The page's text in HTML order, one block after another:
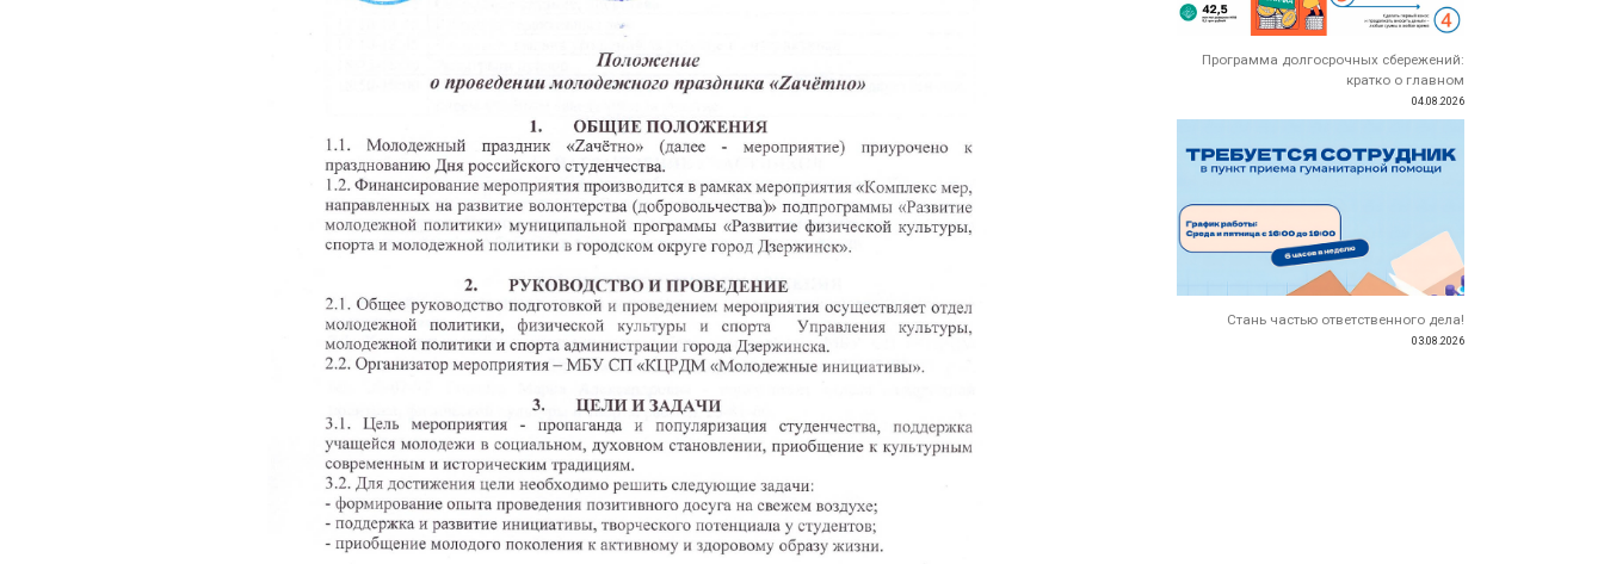
Программа долгосрочных сбережений:
кратко о главном
04.08.2026
Стань частью ответственного дела!
03.08.2026